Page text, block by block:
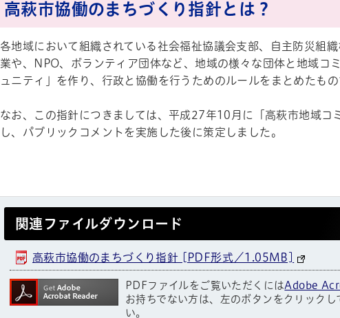
高萩市協働のまちづくり指針とは？
各地域において組織されている社会福祉協議会支部、自主防災組
業や、NPO、ボランティア団体など、地域の様々な団体と地域コ
ュニティ」を作り、行政と協働を行うためのルールをまとめたもの
なお、この指針につきましては、平成27年10月に「高萩市地域コ
し、パブリックコメントを実施した後に策定しました。
関連ファイルダウンロード
高萩市協働のまちづくり指針 [PDF形式／1.05MB]
PDFファイルをご覧いただくにはAdobe
お持ちでない方は、左のボタンをクリックし
い。